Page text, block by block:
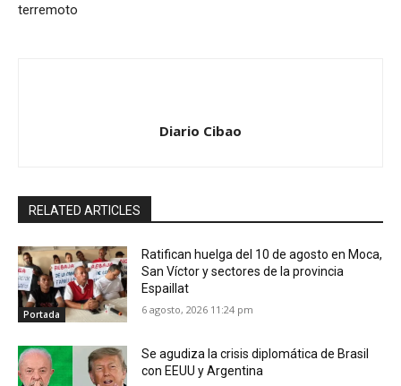
terremoto
Diario Cibao
RELATED ARTICLES
Portada
Ratifican huelga del 10 de agosto en Moca,
San Víctor y sectores de la provincia
Espaillat
6 agosto, 2026 11:24 pm
Se agudiza la crisis diplomática de Brasil
con EEUU y Argentina